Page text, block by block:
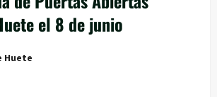
el 8 de junio
Huete